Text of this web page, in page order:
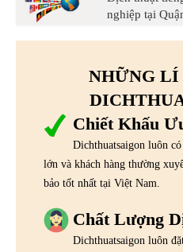
nghiệp tại
NHỮNG LÍ
Chiết Khấu
Dichthuatsaigon luôn
lớn và khách hàng thường
bảo tốt nhất tại Việt Nam.
Chất Lượng
Dichthuatsaigon luôn